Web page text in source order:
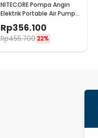
NITECORE Pompa Angin
Elektrik Portable Air Pump
USB Type C 2.8 kPa - AP01
Rp356.100
Rp455.700 22%